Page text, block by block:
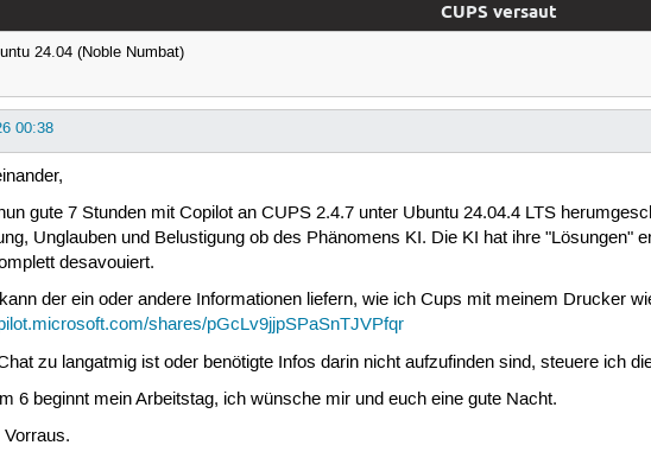
CUPS versaut
24.04 (Noble Numbat)
00:38
gute 7 Stunden mit Copilot an CUPS 2.4.7 unter Ubuntu 24.04.4 LTS
Unglauben und Belustigung ob des Phänomens KI. Die KI hat ihre
desavouiert.
der ein oder andere Informationen liefern, wie ich Cups mit meinem Drucker
shares/pGcLv9jjpSPaSnTJVPfqr
zu langatmig ist oder benötigte Infos darin nicht aufzufinden sind, steuere ich
6 beginnt mein Arbeitstag, ich wünsche mir und euch eine gute Nacht.